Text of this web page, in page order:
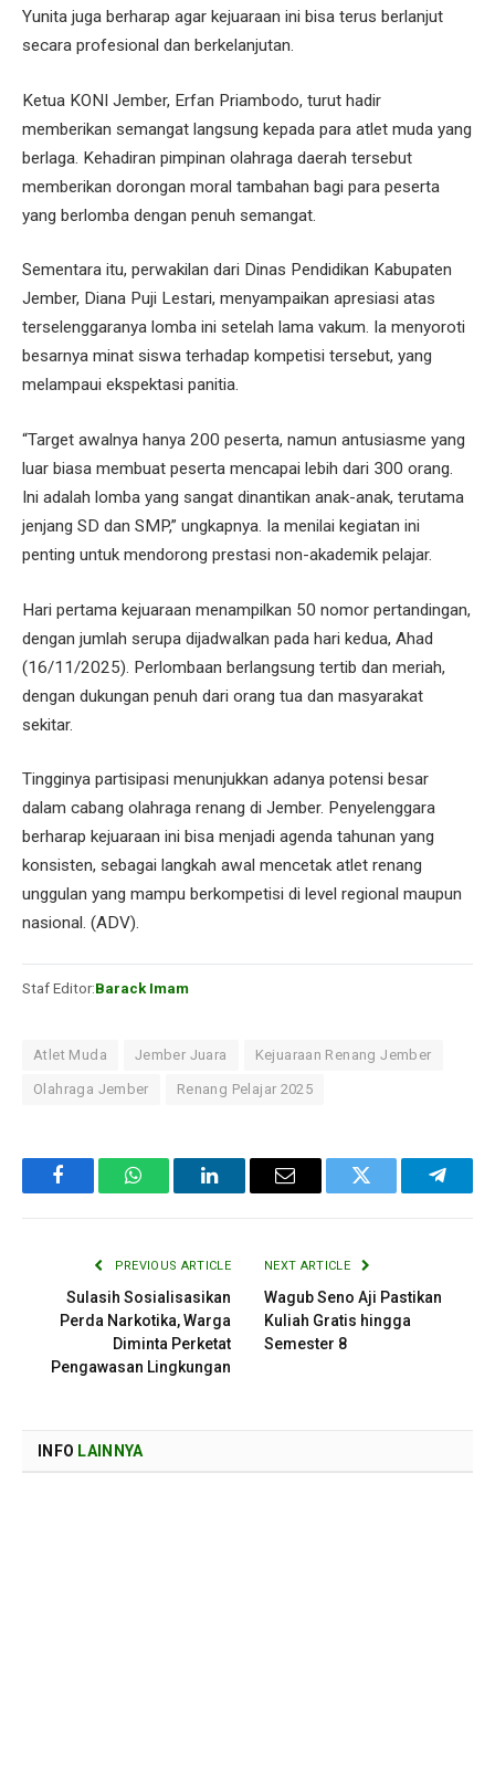
Yunita juga berharap agar kejuaraan ini bisa terus berlanjut
secara profesional dan berkelanjutan.
Ketua KONI Jember, Erfan Priambodo, turut hadir
memberikan semangat langsung kepada para atlet muda yang
berlaga. Kehadiran pimpinan olahraga daerah tersebut
memberikan dorongan moral tambahan bagi para peserta
yang berlomba dengan penuh semangat.
Sementara itu, perwakilan dari Dinas Pendidikan Kabupaten
Jember, Diana Puji Lestari, menyampaikan apresiasi atas
terselenggaranya lomba ini setelah lama vakum. Ia menyoroti
besarnya minat siswa terhadap kompetisi tersebut, yang
melampaui ekspektasi panitia.
“Target awalnya hanya 200 peserta, namun antusiasme yang
luar biasa membuat peserta mencapai lebih dari 300 orang.
Ini adalah lomba yang sangat dinantikan anak-anak, terutama
jenjang SD dan SMP,” ungkapnya. Ia menilai kegiatan ini
penting untuk mendorong prestasi non-akademik pelajar.
Hari pertama kejuaraan menampilkan 50 nomor pertandingan,
dengan jumlah serupa dijadwalkan pada hari kedua, Ahad
(16/11/2025). Perlombaan berlangsung tertib dan meriah,
dengan dukungan penuh dari orang tua dan masyarakat
sekitar.
Tingginya partisipasi menunjukkan adanya potensi besar
dalam cabang olahraga renang di Jember. Penyelenggara
berharap kejuaraan ini bisa menjadi agenda tahunan yang
konsisten, sebagai langkah awal mencetak atlet renang
unggulan yang mampu berkompetisi di level regional maupun
nasional. (ADV).
Staf Editor:Barack Imam
Atlet Muda Jember Juara Kejuaraan Renang Jember
Olahraga Jember Renang Pelajar 2025
FacebookWhatsAppLinkedInEmail Twitter
PREVIOUS ARTICLE
Sulasih Sosialisasikan
Perda Narkotika, Warga
Diminta Perketat
Pengawasan Lingkungan
NEXT ARTICLE
Wagub Seno Aji Pastikan
Kuliah Gratis hingga
Semester 8
INFO LAINNYA